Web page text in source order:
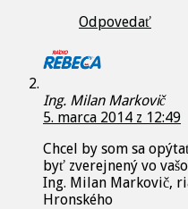
Odpovedať
Ing. Milan Markovič
5. marca 2014 z 12:49
Chcel by som sa
byť zverejnený vo
Ing. Milan Markovič,
Hronského